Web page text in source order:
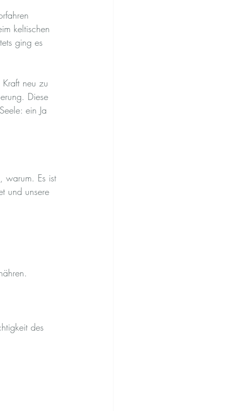
keltischen
ging es
neu zu
Diese
ein Ja
warum. Es ist
und unsere
des